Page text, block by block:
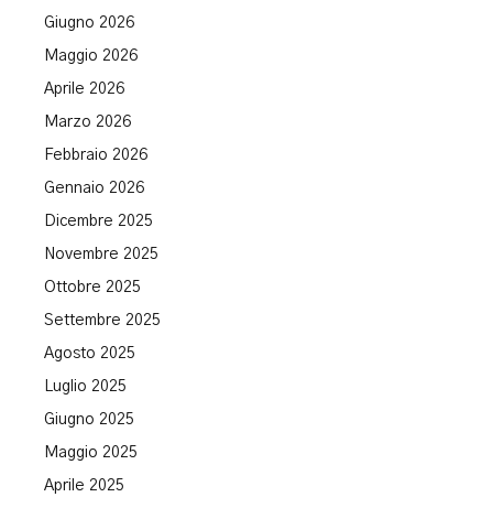
Giugno 2026
Maggio 2026
Aprile 2026
Marzo 2026
Febbraio 2026
Gennaio 2026
Dicembre 2025
Novembre 2025
Ottobre 2025
Settembre 2025
Agosto 2025
Luglio 2025
Giugno 2025
Maggio 2025
Aprile 2025